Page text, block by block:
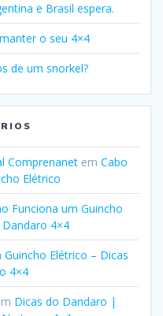
e Brasil espera.
o seu 4×4
de um snorkel?
Comprenanet em Cabo
Elétrico
Funciona um Guincho
4×4
Elétrico – Dicas
4×4
Dicas do Dandaro |